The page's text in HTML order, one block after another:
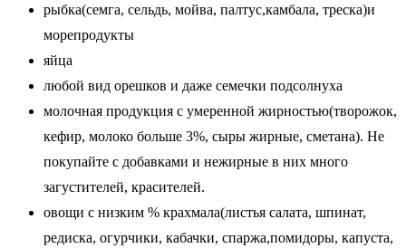
рыбка(семга, сельдь, мойва, палтус,камбала, треска)и
морепродукты
яйца
любой вид орешков и даже семечки подсолнуха
молочная продукция с умеренной жирностью(творожок,
кефир, молоко больше 3%, сыры жирные, сметана). Не
покупайте с добавками и нежирные в них много
загустителей, красителей.
овощи с низким % крахмала(листья салата, шпинат,
редиска, огурчики, кабачки, спаржа,помидоры, капуста,